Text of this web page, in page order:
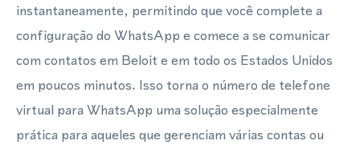
instantaneamente, permitindo que você complete a
configuração do WhatsApp e comece a se comunicar
com contatos em Beloit e em todo os Estados Unidos
em poucos minutos. Isso torna o número de telefone
virtual para WhatsApp uma solução especialmente
prática para aqueles que gerenciam várias contas ou